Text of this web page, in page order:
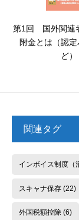
第1回 国外関連
附金とは（認
ど）
関連タグ
インボイス制度（
スキャナ保存(22)
外国税額控除(6)